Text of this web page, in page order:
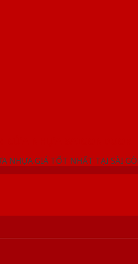
NHỰA GIÁ TỐT NHẤT TẠI SÀI